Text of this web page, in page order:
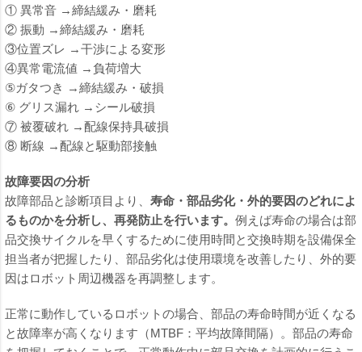
① 異常音 →締結緩み・磨耗
② 振動 →締結緩み・磨耗
③位置ズレ →干渉による変形
④異常電流値 →負荷増大
⑤ガタつき →締結緩み・破損
⑥ グリス漏れ →シール破損
⑦ 被覆破れ →配線保持具破損
⑧ 断線 →配線と駆動部接触
故障要因の分析
故障部品と診断項目より、 寿命・部品劣化・外的要因のどれによ
るものかを分析し、再発防止を行います。 例えば寿命の場合は部
品交換サイクルを早くするために使用時間と交換時期を設備保全
担当者が把握したり、部品劣化は使用環境を改善したり、外的要
因はロボット周辺機器を再調整します。
正常に動作しているロボットの場合、部品の寿命時間が近くなる
と故障率が高くなります（MTBF：平均故障間隔）。部品の寿命